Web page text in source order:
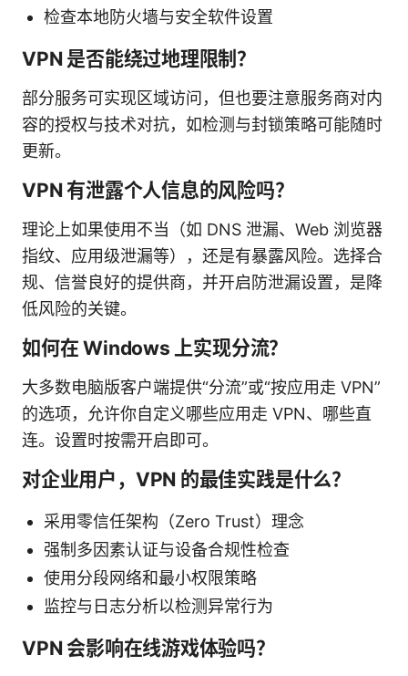
检查本地防火墙与安全软件设置
VPN 是否能绕过地理限制？
部分服务可实现区域访问，但也要注意服务商对内
容的授权与技术对抗，如检测与封锁策略可能随时
更新。
VPN 有泄露个人信息的风险吗？
理论上如果使用不当（如 DNS 泄漏、Web 浏览器
指纹、应用级泄漏等），还是有暴露风险。选择合
规、信誉良好的提供商，并开启防泄漏设置，是降
低风险的关键。
如何在 Windows 上实现分流？
大多数电脑版客户端提供“分流”或“按应用走 VPN”
的选项，允许你自定义哪些应用走 VPN、哪些直
连。设置时按需开启即可。
对企业用户，VPN 的最佳实践是什么？
采用零信任架构（Zero Trust）理念
强制多因素认证与设备合规性检查
使用分段网络和最小权限策略
监控与日志分析以检测异常行为
VPN 会影响在线游戏体验吗？